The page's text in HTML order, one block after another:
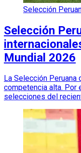
Selección
Selección
Mundial 2026
La Selección
competencia alta. Por
selecciones del